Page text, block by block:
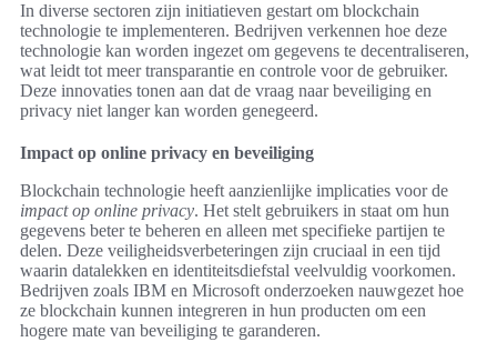
In diverse sectoren zijn initiatieven gestart om blockchain
technologie te implementeren. Bedrijven verkennen hoe deze
technologie kan worden ingezet om gegevens te decentraliseren,
wat leidt tot meer transparantie en controle voor de gebruiker.
Deze innovaties tonen aan dat de vraag naar beveiliging en
privacy niet langer kan worden genegeerd.
Impact op online privacy en beveiliging
Blockchain technologie heeft aanzienlijke implicaties voor de
impact op online privacy. Het stelt gebruikers in staat om hun
gegevens beter te beheren en alleen met specifieke partijen te
delen. Deze veiligheidsverbeteringen zijn cruciaal in een tijd
waarin datalekken en identiteitsdiefstal veelvuldig voorkomen.
Bedrijven zoals IBM en Microsoft onderzoeken nauwgezet hoe
ze blockchain kunnen integreren in hun producten om een
hogere mate van beveiliging te garanderen.